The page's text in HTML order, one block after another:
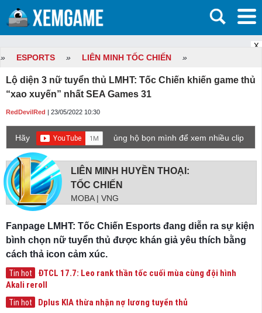
X
» ESPORTS » LIÊN MINH TỐC CHIẾN »
Lộ diện 3 nữ tuyển thủ LMHT: Tốc Chiến khiến game thủ
“xao xuyến” nhất SEA Games 31
RedDevilRed | 23/05/2022 10:30
Hãy
ủng hộ bọn mình để xem nhiều clip
game mới hơn nhé!
LIÊN MINH HUYỀN THOẠI:
TỐC CHIẾN
MOBA | VNG
Fanpage LMHT: Tốc Chiến Esports đang diễn ra sự kiện
bình chọn nữ tuyển thủ được khán giả yêu thích bằng
cách thả icon cảm xúc.
Tin hot
ĐTCL 17.7: Leo rank thần tốc cuối mùa cùng đội hình
Akali reroll
Tin hot Dplus KIA thừa nhận nợ lương tuyển thủ